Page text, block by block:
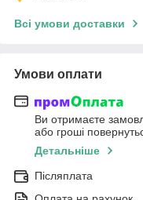
Всі умови доставки
Умови оплати
Ви отримаєте
або гроші
Детальніше
Післяплата